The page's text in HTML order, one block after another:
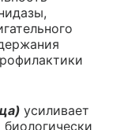
усиливает